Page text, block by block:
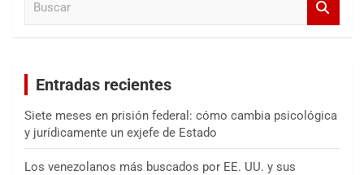
Entradas recientes
Siete meses en prisión federal: cómo cambia psicológica
y jurídicamente un exjefe de Estado
Los venezolanos más buscados por EE. UU. y sus